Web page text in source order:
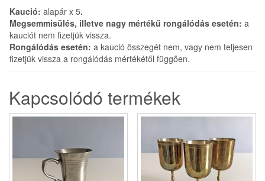
Kaució: alapár x 5.
Megsemmisülés, illetve nagy mértékű rongálódás esetén: a
kauciót nem fizetjük vissza.
Rongálódás esetén: a kaució összegét nem, vagy nem teljesen
fizetjük vissza a rongálódás mértékétől függően.
Kapcsolódó termékek